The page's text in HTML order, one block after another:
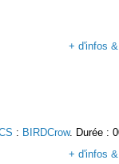
+ d'infos &
: BIRDCrow. Durée :
+ d'infos &